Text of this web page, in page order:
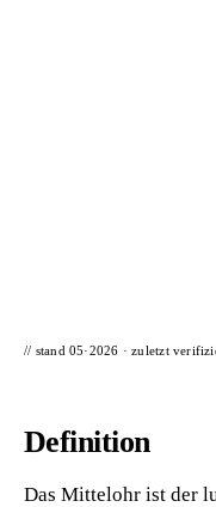
// stand 05·2026 · zuletzt
Definition
Das Mittelohr ist der